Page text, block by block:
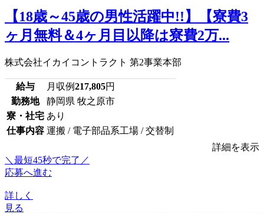
【18歳～45歳の男性活躍中!!】【寮費3
ヶ月無料＆4ヶ月目以降は寮費2万...
株式会社イカイコントラクト 第2事業本部
給与 月収例217,805円
勤務地
静岡県 牧之原市
寮・社宅 あり
仕事内容 運搬 / 電子部品系工場 / 交替制
詳細を表示
＼最短45秒で完了／
応募へ進む
詳しく
見る